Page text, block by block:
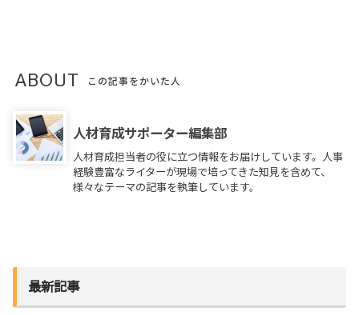
ABOUT この記事をかいた人
人材育成サポーター編集部
人材育成担当者の役に立つ情報をお届けしています。人事
経験豊富なライターが現場で培ってきた知見を含めて、
様々なテーマの記事を執筆しています。
最新記事